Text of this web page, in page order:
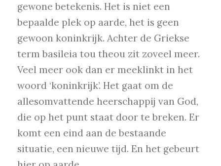
gewone betekenis. Het is niet een
bepaalde plek op aarde, het is geen
gewoon koninkrijk. Achter de Griekse
term basileia tou theou zit zoveel meer.
Veel meer ook dan er meeklinkt in het
woord ‘koninkrijk’. Het gaat om de
allesomvattende heerschappij van God,
die op het punt staat door te breken. Er
komt een eind aan de bestaande
situatie, een nieuwe tijd. En het gebeurt